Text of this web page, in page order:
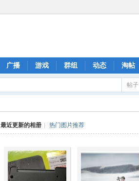
广播 游戏 群组 动态 淘帖
帖子
最近更新的相册 热门图片推荐